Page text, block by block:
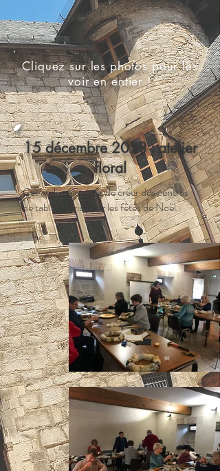
Cliquez sur les photos pour les
voir en entier !
15 décembre 2023 : atelier
floral
Cet atelier a permis de créer des centres
de table fleuris pour les fêtes de Noël.